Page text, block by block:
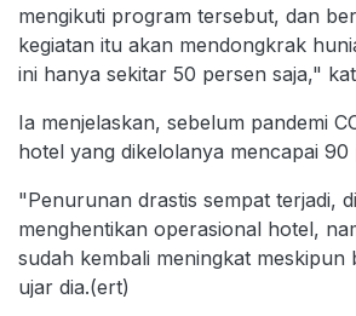
mengikuti program tersebut, dan
kegiatan itu akan mendongkrak
ini hanya sekitar 50 persen saja,"
Ia menjelaskan, sebelum pandemi
hotel yang dikelolanya mencapai 90
"Penurunan drastis sempat terjadi,
menghentikan operasional hotel,
sudah kembali meningkat meskipun
ujar dia.(ert)